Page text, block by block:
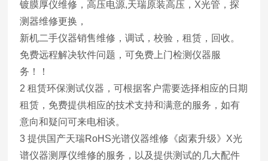
镀膜厚仪维修，高压电源,天瑞原装高压，X光管，探
测器维修更换，
新机二手仪器销售维修，调试，校验，租赁，回收。
免费远程解决软件问题，可免费上门检测仪器服
务！！
2 租赁环保测试仪器，可根据客户需要选择相应的日期
租赁，免费提供相应的技术支持和满意的服务，如有
意向和疑问可来电相谈。
3 提供国产天瑞RoHS光谱仪器维修《卤素升级》X光
谱仪器测厚仪维修的服务，以及提供测试的几大配件